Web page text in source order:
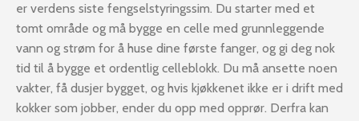
er verdens siste fengselstyringssim. Du starter med et
tomt område og må bygge en celle med grunnleggende
vann og strøm for å huse dine første fanger, og gi deg nok
tid til å bygge et ordentlig celleblokk. Du må ansette noen
vakter, få dusjer bygget, og hvis kjøkkenet ikke er i drift med
kokker som jobber, ender du opp med opprør. Derfra kan